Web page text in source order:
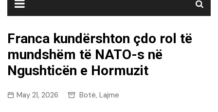
Franca kundërshton çdo rol të
mundshëm të NATO-s në
Ngushticën e Hormuzit
May 21, 2026 Botë, Lajme